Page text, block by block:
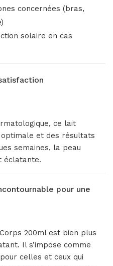
concernées (bras,
solaire en cas
ce lait
et des résultats
semaines, la peau
éclatante.
pour une
200ml est bien plus
Il s’impose comme
celles et ceux qui